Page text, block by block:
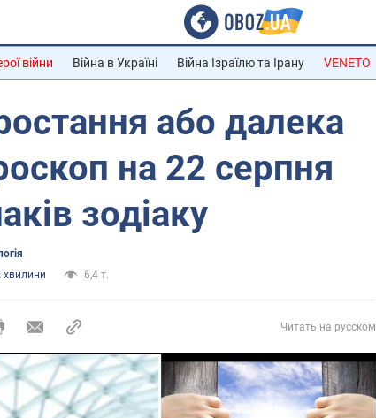
війни Війна в Україні Війна Ізраїлю та Ірану VENETO
або далека
на 22 серпня
зодіаку
хвилини 6,4 т.
Читать на русском